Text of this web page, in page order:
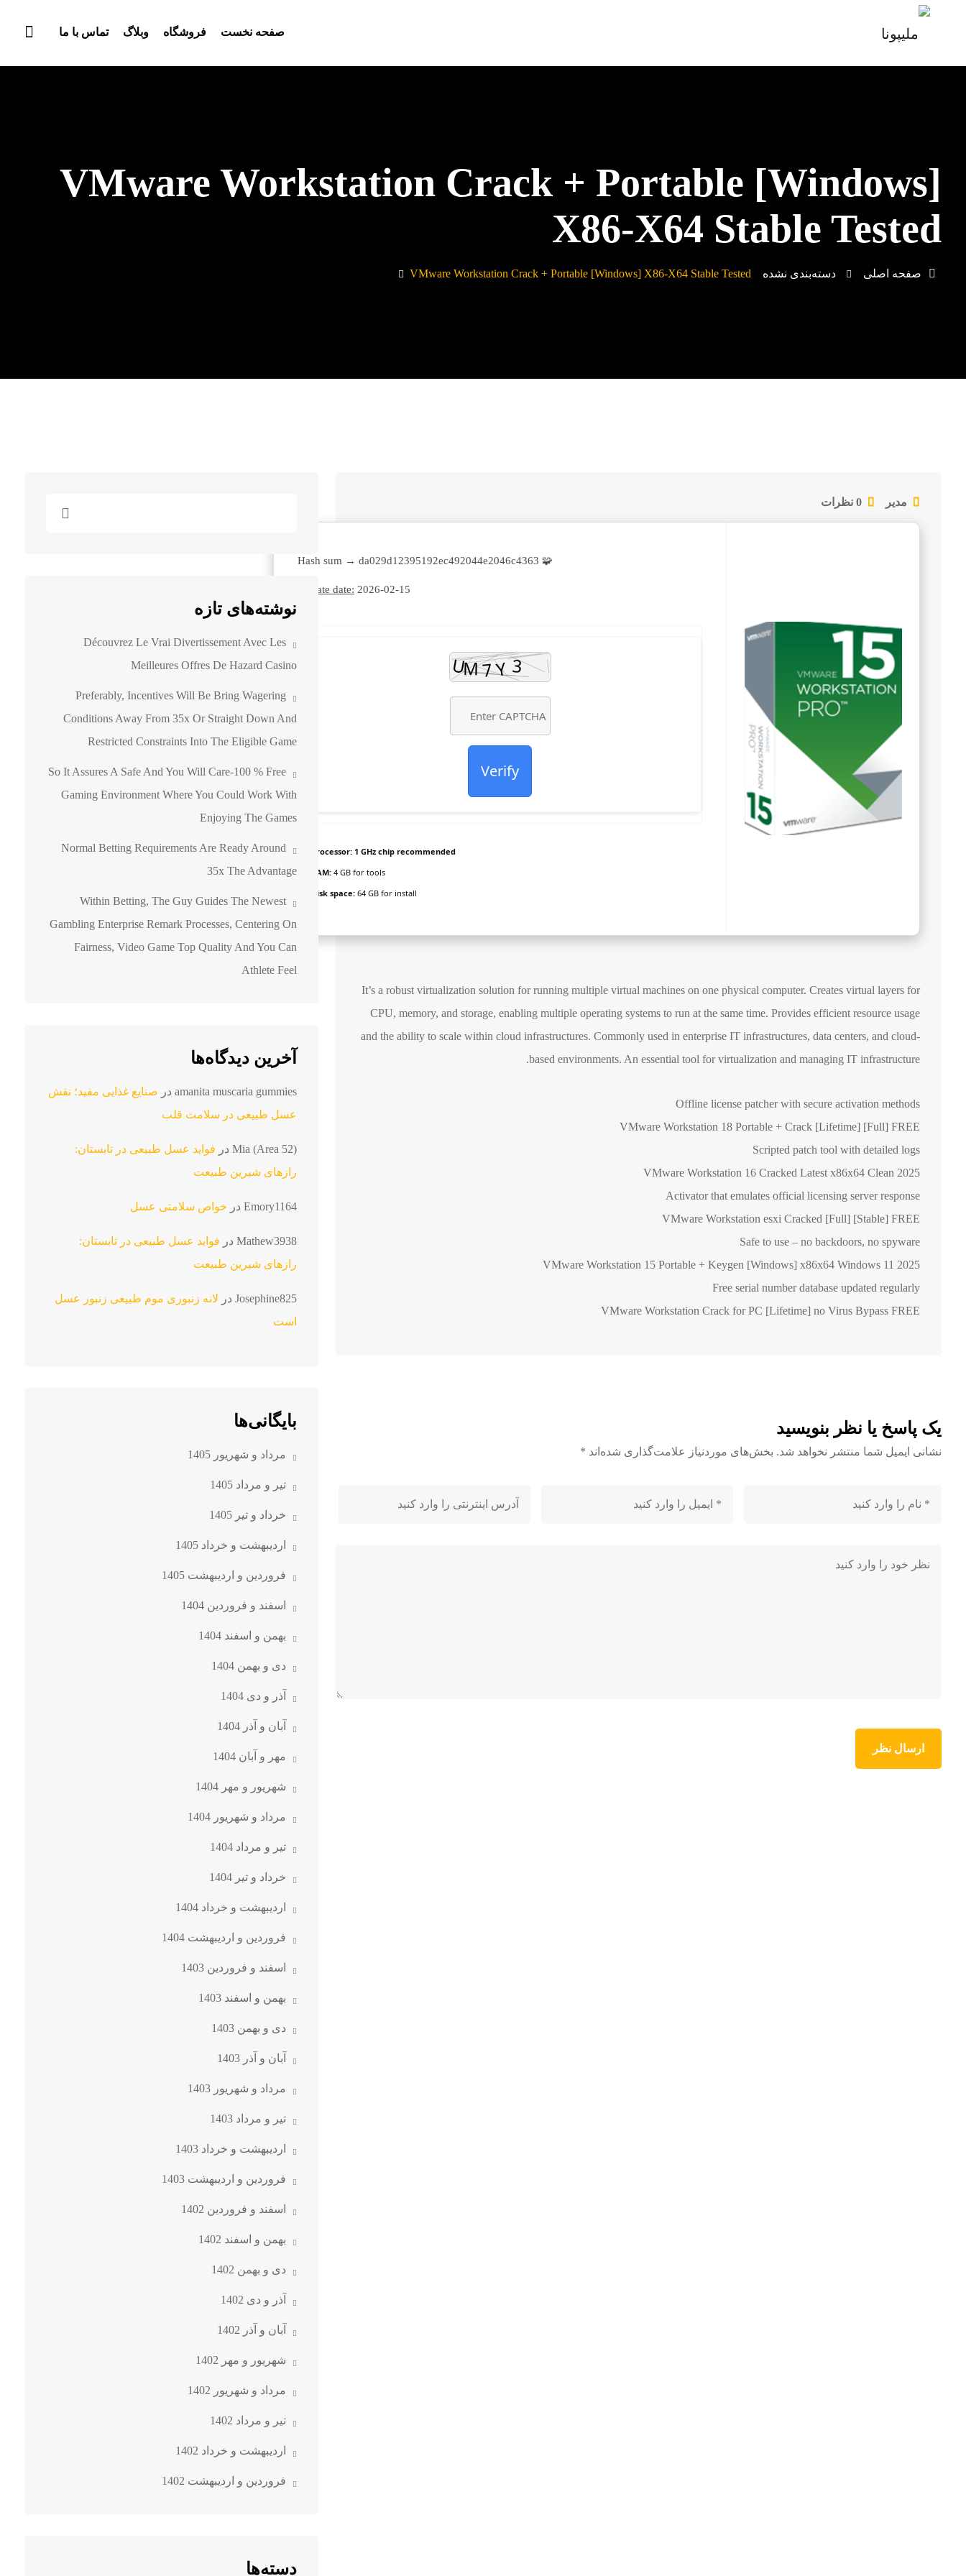
صفحه نخست فروشگاه وبلاگ تماس با ما
VMware Workstation Crack + Portable [Windows]
X86-X64 Stable Tested
صفحه اصلی دسته‌بندی نشده VMware Workstation Crack + Portable [Windows] X86-X64 Stable Tested
مدیر 0 نظرات
🧩 Hash sum → da029d12395192ec492044e2046c4363
Update date: 2026-02-15
Verify
Processor: 1 GHz chip recommended
RAM: 4 GB for tools
Disk space: 64 GB for install
It’s a robust virtualization solution for running multiple virtual machines on one physical computer. Creates virtual layers for
CPU, memory, and storage, enabling multiple operating systems to run at the same time. Provides efficient resource usage
and the ability to scale within cloud infrastructures. Commonly used in enterprise IT infrastructures, data centers, and cloud-
based environments. An essential tool for virtualization and managing IT infrastructure.
Offline license patcher with secure activation methods
VMware Workstation 18 Portable + Crack [Lifetime] [Full] FREE
Scripted patch tool with detailed logs
VMware Workstation 16 Cracked Latest x86x64 Clean 2025
Activator that emulates official licensing server response
VMware Workstation esxi Cracked [Full] [Stable] FREE
Safe to use – no backdoors, no spyware
VMware Workstation 15 Portable + Keygen [Windows] x86x64 Windows 11 2025
Free serial number database updated regularly
VMware Workstation Crack for PC [Lifetime] no Virus Bypass FREE
یک پاسخ یا نظر بنویسید
نشانی ایمیل شما منتشر نخواهد شد. بخش‌های موردنیاز علامت‌گذاری شده‌اند *
نوشته‌های تازه
Découvrez Le Vrai Divertissement Avec Les
Meilleures Offres De Hazard Casino
Preferably, Incentives Will Be Bring Wagering
Conditions Away From 35x Or Straight Down And
Restricted Constraints Into The Eligible Game
So It Assures A Safe And You Will Care-100 % Free
Gaming Environment Where You Could Work With
Enjoying The Games
Normal Betting Requirements Are Ready Around
35x The Advantage
Within Betting, The Guy Guides The Newest
Gambling Enterprise Remark Processes, Centering On
Fairness, Video Game Top Quality And You Can
Athlete Feel
آخرین دیدگاه‌ها
amanita muscaria gummiesدر صنایع غذایی مفید؛ نقش
عسل طبیعی در سلامت قلب
Mia (Area 52)در فواید عسل طبیعی در تابستان:
رازهای شیرین طبیعت
Emory1164در خواص سلامتی عسل
Mathew3938در فواید عسل طبیعی در تابستان:
رازهای شیرین طبیعت
Josephine825در لانه زنبوری موم طبیعی زنبور عسل
است
بایگانی‌ها
مرداد و شهریور 1405
تیر و مرداد 1405
خرداد و تیر 1405
اردیبهشت و خرداد 1405
فروردین و اردیبهشت 1405
اسفند و فروردین 1404
بهمن و اسفند 1404
دی و بهمن 1404
آذر و دی 1404
آبان و آذر 1404
مهر و آبان 1404
شهریور و مهر 1404
مرداد و شهریور 1404
تیر و مرداد 1404
خرداد و تیر 1404
اردیبهشت و خرداد 1404
فروردین و اردیبهشت 1404
اسفند و فروردین 1403
بهمن و اسفند 1403
دی و بهمن 1403
آبان و آذر 1403
مرداد و شهریور 1403
تیر و مرداد 1403
اردیبهشت و خرداد 1403
فروردین و اردیبهشت 1403
اسفند و فروردین 1402
بهمن و اسفند 1402
دی و بهمن 1402
آذر و دی 1402
آبان و آذر 1402
شهریور و مهر 1402
مرداد و شهریور 1402
تیر و مرداد 1402
اردیبهشت و خرداد 1402
فروردین و اردیبهشت 1402
دسته‌ها